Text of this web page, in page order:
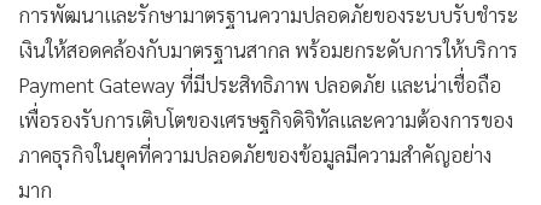
การพัฒนาและรักษามาตรฐานความปลอดภัยของระบบรับชำระ
เงินให้สอดคล้องกับมาตรฐานสากล พร้อมยกระดับการให้บริการ
Payment Gateway ที่มีประสิทธิภาพ ปลอดภัย และน่าเชื่อถือ
เพื่อรองรับการเติบโตของเศรษฐกิจดิจิทัลและความต้องการของ
ภาคธุรกิจในยุคที่ความปลอดภัยของข้อมูลมีความสำคัญอย่าง
มาก